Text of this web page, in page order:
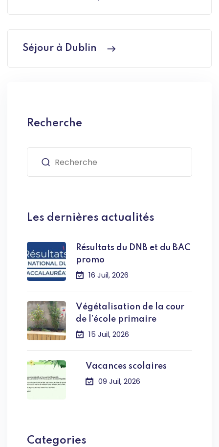
Séjour à Dublin
Recherche
Les dernières actualités
Résultats du DNB et du BAC
promo
16 Juil, 2026
Végétalisation de la cour
de l’école primaire
15 Juil, 2026
Vacances scolaires
09 Juil, 2026
Categories